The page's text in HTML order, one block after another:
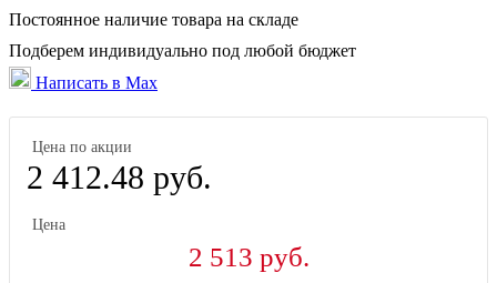
Постоянное наличие товара на складе
Подберем индивидуально под любой бюджет
Написать в Max
Цена по акции
2 412.48 руб.
Цена
2 513 руб.